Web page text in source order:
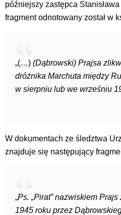
późniejszy zastępca Stanisława
fragment odnotowany został w
„(…) (Dąbrowski) Prajsa
dróżnika Marchuta między
w sierpniu lub we wrześniu
W dokumentach ze śledztwa
znajduje się następujący
„Ps. „Pirat” nazwiskiem Prajs
1945 roku przez